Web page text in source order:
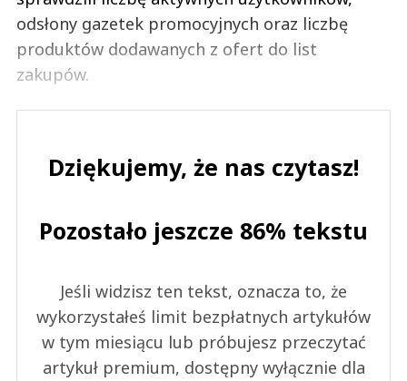
odsłony gazetek promocyjnych oraz liczbę
produktów dodawanych z ofert do list
zakupów.
Dziękujemy, że nas czytasz!
Pozostało jeszcze 86% tekstu
Jeśli widzisz ten tekst, oznacza to, że
wykorzystałeś limit bezpłatnych artykułów
w tym miesiącu lub próbujesz przeczytać
artykuł premium, dostępny wyłącznie dla